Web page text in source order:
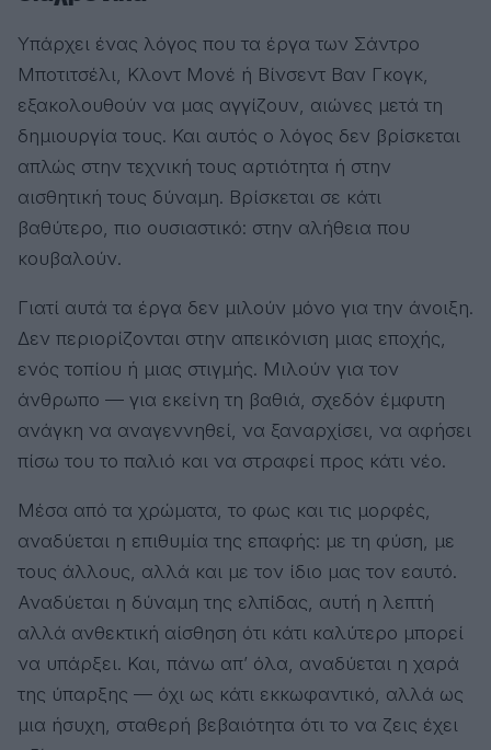
Υπάρχει ένας λόγος που τα έργα των Σάντρο
Μποτιτσέλι, Κλοντ Μονέ ή Βίνσεντ Βαν Γκογκ,
εξακολουθούν να μας αγγίζουν, αιώνες μετά τη
δημιουργία τους. Και αυτός ο λόγος δεν βρίσκεται
απλώς στην τεχνική τους αρτιότητα ή στην
αισθητική τους δύναμη. Βρίσκεται σε κάτι
βαθύτερο, πιο ουσιαστικό: στην αλήθεια που
κουβαλούν.
Γιατί αυτά τα έργα δεν μιλούν μόνο για την άνοιξη.
Δεν περιορίζονται στην απεικόνιση μιας εποχής,
ενός τοπίου ή μιας στιγμής. Μιλούν για τον
άνθρωπο — για εκείνη τη βαθιά, σχεδόν έμφυτη
ανάγκη να αναγεννηθεί, να ξαναρχίσει, να αφήσει
πίσω του το παλιό και να στραφεί προς κάτι νέο.
Μέσα από τα χρώματα, το φως και τις μορφές,
αναδύεται η επιθυμία της επαφής: με τη φύση, με
τους άλλους, αλλά και με τον ίδιο μας τον εαυτό.
Αναδύεται η δύναμη της ελπίδας, αυτή η λεπτή
αλλά ανθεκτική αίσθηση ότι κάτι καλύτερο μπορεί
να υπάρξει. Και, πάνω απ’ όλα, αναδύεται η χαρά
της ύπαρξης — όχι ως κάτι εκκωφαντικό, αλλά ως
μια ήσυχη, σταθερή βεβαιότητα ότι το να ζεις έχει